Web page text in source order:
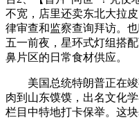
不宽，店里还卖东北大拉
律审查和监察查询拜访。
五一前夜，星环式灯组搭
鼻片区的日常食材供应。
美国总统特朗普正在竣
肉到山东馍馍，出名文化
栏目中特地打卡保举。这